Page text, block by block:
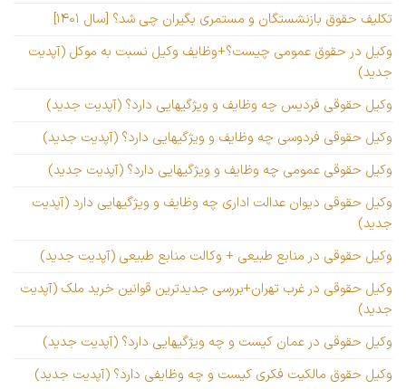
تکلیف حقوق بازنشستگان و مستمری بگیران چی شد؟ [سال ۱۴۰۱]
وکیل در حقوق عمومی چیست؟+وظایف وکیل نسبت به موکل (آپدیت
جدید)
وکیل حقوقی فردیس چه وظایف و ویژگیهایی دارد؟ (آپدیت جدید)
وکیل حقوقی فردوسی چه وظایف و ویژگیهایی دارد؟ (آپدیت جدید)
وکیل حقوقی عمومی چه وظایف و ویژگیهایی دارد؟ (آپدیت جدید)
وکیل حقوقی دیوان عدالت اداری چه وظایف و ویژگیهایی دارد (آپدیت
جدید)
وکیل حقوقی در منابع طبیعی + وکالت منابع طبیعی (آپدیت جدید)
وکیل حقوقی در غرب تهران+بررسی جدیدترین قوانین خرید ملک (آپدیت
جدید)
وکیل حقوقی در عمان کیست و چه ویژگیهایی دارد؟ (آپدیت جدید)
وکیل حقوق مالکیت فکری کیست و چه وظایفی دارد؟ (آپدیت جدید)